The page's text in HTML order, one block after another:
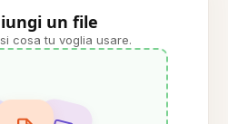
un file
cosa tu voglia usare.